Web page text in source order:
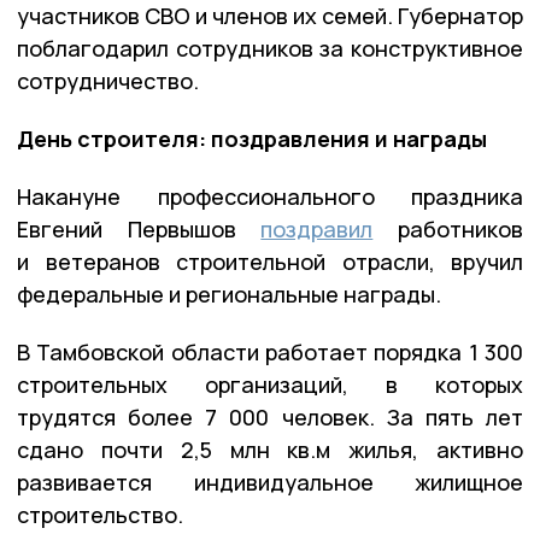
участников СВО и членов их семей. Губернатор
поблагодарил сотрудников за конструктивное
сотрудничество.
День строителя: поздравления и награды
Накануне профессионального праздника
Евгений Первышов поздравил работников
и ветеранов строительной отрасли, вручил
федеральные и региональные награды.
В Тамбовской области работает порядка 1 300
строительных организаций, в которых
трудятся более 7 000 человек. За пять лет
сдано почти 2,5 млн кв.м жилья, активно
развивается индивидуальное жилищное
строительство.